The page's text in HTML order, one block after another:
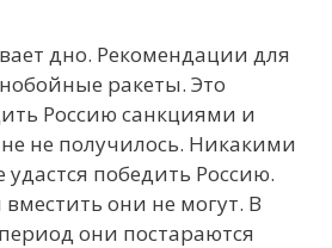
дно. Рекомендации для
ракеты. Это
Россию санкциями и
не получилось. Никакими
победить Россию.
они не могут. В
они постараются